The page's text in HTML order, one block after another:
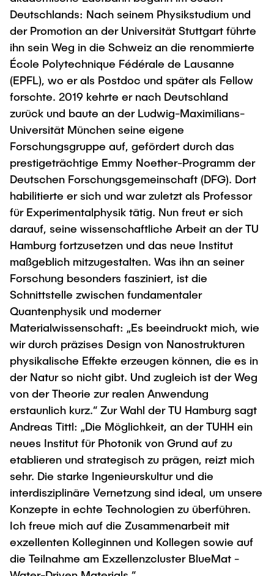
Deutschlands: Nach seinem Physikstudium und
der Promotion an der Universität Stuttgart führte
ihn sein Weg in die Schweiz an die renommierte
École Polytechnique Fédérale de Lausanne
(EPFL), wo er als Postdoc und später als Fellow
forschte. 2019 kehrte er nach Deutschland
zurück und baute an der Ludwig-Maximilians-
Universität München seine eigene
Forschungsgruppe auf, gefördert durch das
prestigeträchtige Emmy Noether-Programm der
Deutschen Forschungsgemeinschaft (DFG). Dort
habilitierte er sich und war zuletzt als Professor
für Experimentalphysik tätig. Nun freut er sich
darauf, seine wissenschaftliche Arbeit an der TU
Hamburg fortzusetzen und das neue Institut
maßgeblich mitzugestalten. Was ihn an seiner
Forschung besonders fasziniert, ist die
Schnittstelle zwischen fundamentaler
Quantenphysik und moderner
Materialwissenschaft: „Es beeindruckt mich, wie
wir durch präzises Design von Nanostrukturen
physikalische Effekte erzeugen können, die es in
der Natur so nicht gibt. Und zugleich ist der Weg
von der Theorie zur realen Anwendung
erstaunlich kurz.“ Zur Wahl der TU Hamburg sagt
Andreas Tittl: „Die Möglichkeit, an der TUHH ein
neues Institut für Photonik von Grund auf zu
etablieren und strategisch zu prägen, reizt mich
sehr. Die starke Ingenieurskultur und die
interdisziplinäre Vernetzung sind ideal, um unsere
Konzepte in echte Technologien zu überführen.
Ich freue mich auf die Zusammenarbeit mit
exzellenten Kolleginnen und Kollegen sowie auf
die Teilnahme am Exzellenzcluster BlueMat -